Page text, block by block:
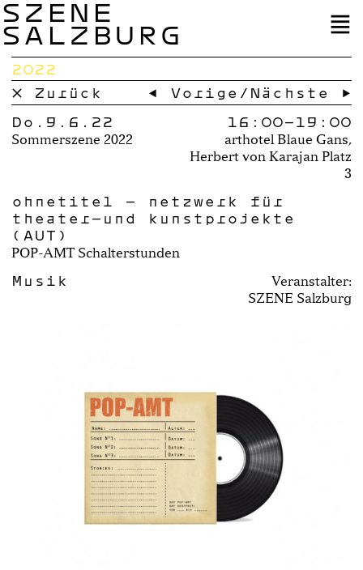
SZENE
SALZBURG
2022
× Zurück
← Vorige / Nächste →
Do.9.6.22
Sommerszene 2022
16:00–19:00
arthotel Blaue Gans,
Herbert von Karajan Platz
3
ohnetitel – netzwerk für
theater-und kunstprojekte
(AUT)
POP-AMT Schalterstunden
Musik
Veranstalter:
SZENE Salzburg